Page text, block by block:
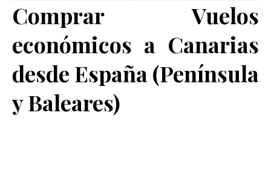
Comprar Vuelos
económicos a Canarias
desde España (Península
y Baleares)